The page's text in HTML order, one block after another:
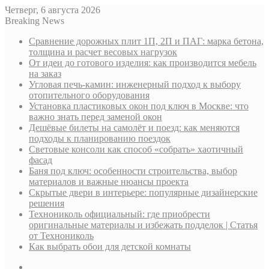
Четверг, 6 августа 2026
Breaking News
Сравнение дорожных плит 1П, 2П и ПАГ: марка бетона,
толщина и расчет весовых нагрузок
От идеи до готового изделия: как производится мебель
на заказ
Угловая печь-камин: инженерный подход к выбору
отопительного оборудования
Установка пластиковых окон под ключ в Москве: что
важно знать перед заменой окон
Дешёвые билеты на самолёт и поезд: как меняются
подходы к планированию поездок
Световые консоли как способ «собрать» хаотичный
фасад
Баня под ключ: особенности строительства, выбор
материалов и важные нюансы проекта
Скрытые двери в интерьере: популярные дизайнерские
решения
Технониколь официальный: где приобрести
оригинальные материалы и избежать подделок | Статья
от Технониколь
Как выбрать обои для детской комнаты